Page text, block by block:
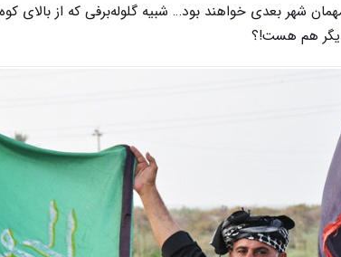
شهر بعدی خواهند بود… شبیه گلوله‌برفی که از بالای
دیگر هم هست!؟